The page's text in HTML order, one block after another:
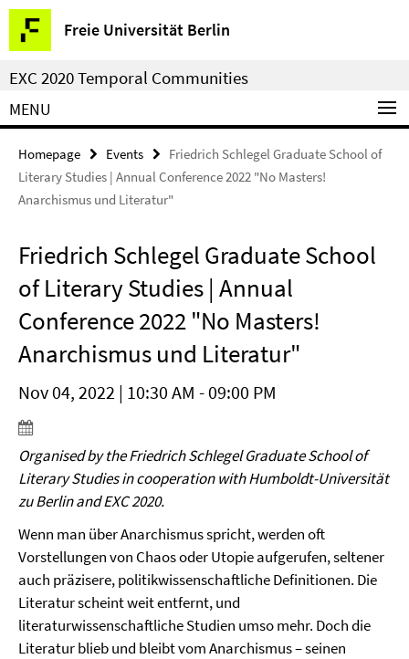
Springe
direkt
zu
Inhalt
Freie Universität Berlin
Service
Navigation
EXC 2020 Temporal Communities
MENU
Homepage Events
Friedrich Schlegel Graduate School of
Literary Studies | Annual Conference 2022 "No Masters!
Anarchismus und Literatur"
Friedrich Schlegel Graduate School
of Literary Studies | Annual
Conference 2022 "No Masters!
Anarchismus und Literatur"
Nov 04, 2022 | 10:30 AM - 09:00 PM
Organised by the Friedrich Schlegel Graduate School of
Literary Studies in cooperation with Humboldt-Universität
zu Berlin and EXC 2020.
Wenn man über Anarchismus spricht, werden oft
Vorstellungen von Chaos oder Utopie aufgerufen, seltener
auch präzisere, politikwissenschaftliche Definitionen. Die
Literatur scheint weit entfernt, und
literaturwissenschaftliche Studien umso mehr. Doch die
Literatur blieb und bleibt vom Anarchismus – seinen